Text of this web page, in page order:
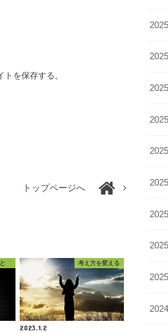
を保存する。
トップページへ
考え方を変える
2023.1.2